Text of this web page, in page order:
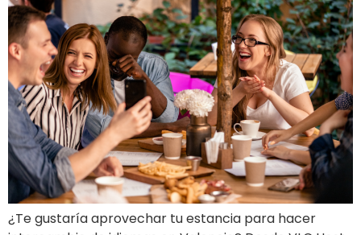
¿Te gustaría aprovechar tu estancia para hacer